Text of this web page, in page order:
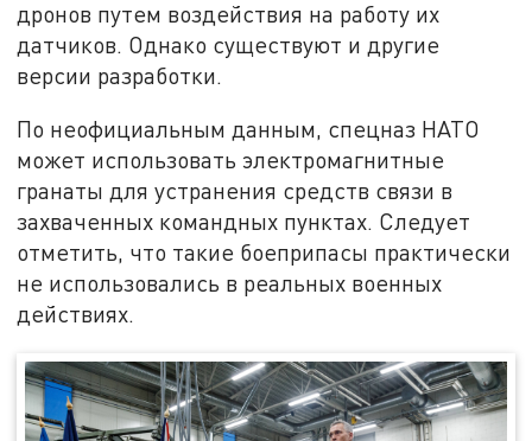
дронов путем воздействия на работу их
датчиков. Однако существуют и другие
версии разработки.
По неофициальным данным, спецназ НАТО
может использовать электромагнитные
гранаты для устранения средств связи в
захваченных командных пунктах. Следует
отметить, что такие боеприпасы практически
не использовались в реальных военных
действиях.